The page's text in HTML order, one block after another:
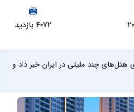
۴۰۷۲ بازدید
هتل‌های چند ملیتی در ایران خبر داد و